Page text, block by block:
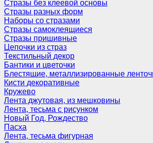
Стразы без клеевой основы
Стразы разных форм
Наборы со стразами
Стразы самоклеящиеся
Стразы пришивные
Цепочки из страз
Текстильный декор
Бантики и цветочки
Блестящие, металлизированные
Кисти декоративные
Кружево
Лента джутовая, из мешковины
Лента, тесьма с рисунком
Новый Год, Рождество
Пасха
Лента, тесьма фигурная